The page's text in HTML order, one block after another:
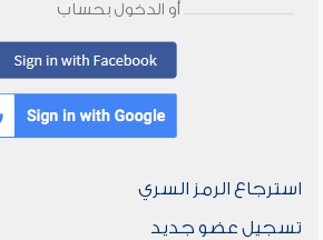
أو الدخول بحساب
استرجاع الرمز السري
تسجيل عضو جديد